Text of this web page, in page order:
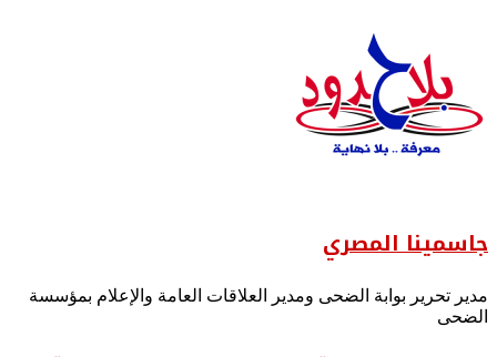
جاسمينا المصري
مدير تحرير بوابة الضحى ومدير العلاقات العامة والإعلام بمؤسسة
الضحى